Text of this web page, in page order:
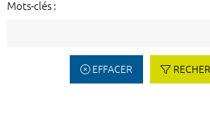
Mots-clés :
EFFACER